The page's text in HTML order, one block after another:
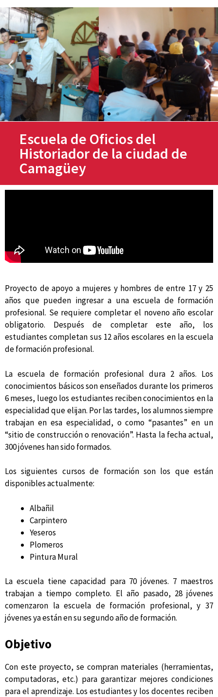
Escuela de Oficios del
Historiador de la ciudad de
Camagüey
Proyecto de apoyo a mujeres y hombres de entre 17 y 25
años que pueden ingresar a una escuela de formación
profesional. Se requiere completar el noveno año escolar
obligatorio. Después de completar este año, los
estudiantes completan sus 12 años escolares en la escuela
de formación profesional.
La escuela de formación profesional dura 2 años. Los
conocimientos básicos son enseñados durante los primeros
6 meses, luego los estudiantes reciben conocimientos en la
especialidad que elijan. Por las tardes, los alumnos siempre
trabajan en esa especialidad, o como “pasantes” en un
“sitio de construcción o renovación”. Hasta la fecha actual,
300 jóvenes han sido formados.
Los siguientes cursos de formación son los que están
disponibles actualmente:
Albañil
Carpintero
Yeseros
Plomeros
Pintura Mural
La escuela tiene capacidad para 70 jóvenes. 7 maestros
trabajan a tiempo completo. El año pasado, 28 jóvenes
comenzaron la escuela de formación profesional, y 37
jóvenes ya están en su segundo año de formación.
Objetivo
Con este proyecto, se compran materiales (herramientas,
computadoras, etc.) para garantizar mejores condiciones
para el aprendizaje. Los estudiantes y los docentes reciben